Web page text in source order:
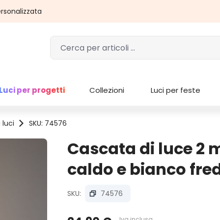
per progetti Collezioni Luci per feste
luci SKU: 74576
Cascata di luce 2
caldo e bianco
SKU: 74576